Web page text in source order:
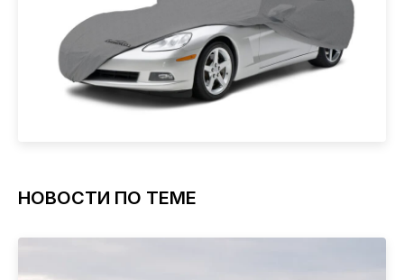
НОВОСТИ ПО ТЕМЕ